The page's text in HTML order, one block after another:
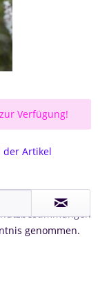
Verfügung!
der Artikel
genommen.